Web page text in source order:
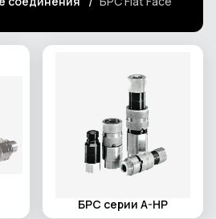
БРС серии A-HP